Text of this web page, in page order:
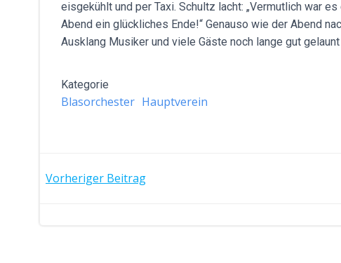
eisgekühlt und per Taxi. Schultz lacht: „Vermutlich war
Abend ein glückliches Ende!“ Genauso wie der Abend
Ausklang Musiker und viele Gäste noch lange gut
Kategorie
Blasorchester Hauptverein
POST
Vorheriger Beitrag